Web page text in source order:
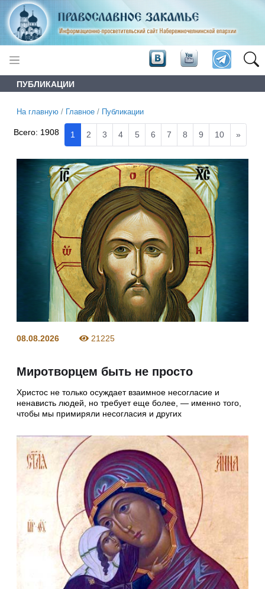
ПУБЛИКАЦИИ
На главную / Главное / Публикации
Всего: 1908 1 2 3 4 5 6 7 8 9 10 »
08.08.2026 21225
Миротворцем быть не просто
Христос не только осуждает взаимное несогласие и
ненависть людей, но требует еще более, — именно того,
чтобы мы примиряли несогласия и других